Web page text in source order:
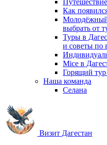
Как
Молодёжный
выбрать от
Туры в
и советы по
Mice в
Горящий тур
Наша команда
Селана
Визит Дагестан